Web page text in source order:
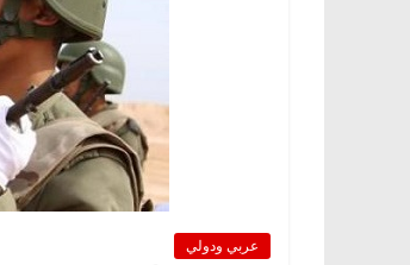
عربي ودولي